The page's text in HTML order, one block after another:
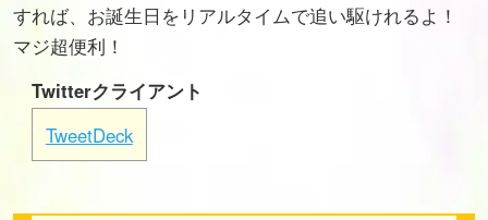
すれば、お誕生日をリアルタイムで追い駆けれるよ！
マジ超便利！
Twitterクライアント
TweetDeck